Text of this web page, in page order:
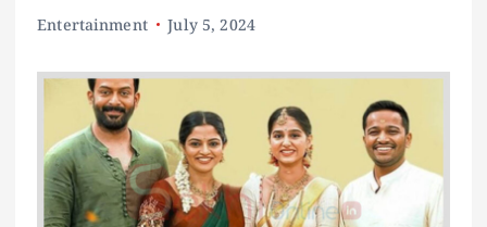
Entertainment July 5, 2024